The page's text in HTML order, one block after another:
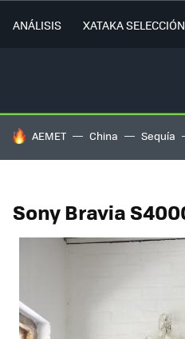
ANÁLISIS XATAKA SELECCIÓN
HOY SE HABLA DE
AEMET China Sequía
Sony Bravia